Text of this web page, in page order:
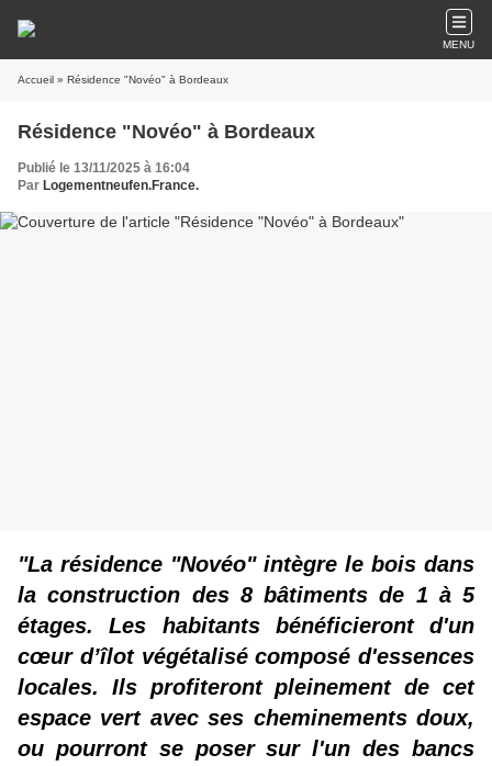
MENU
Accueil » Résidence "Novéo" à Bordeaux
Résidence "Novéo" à Bordeaux
Publié le 13/11/2025 à 16:04
Par Logementneufen.France.
"La résidence "Novéo" intègre le bois dans
la construction des 8 bâtiments de 1 à 5
étages. Les habitants bénéficieront d'un
cœur d’îlot végétalisé composé d'essences
locales. Ils profiteront pleinement de cet
espace vert avec ses cheminements doux,
ou pourront se poser sur l'un des bancs